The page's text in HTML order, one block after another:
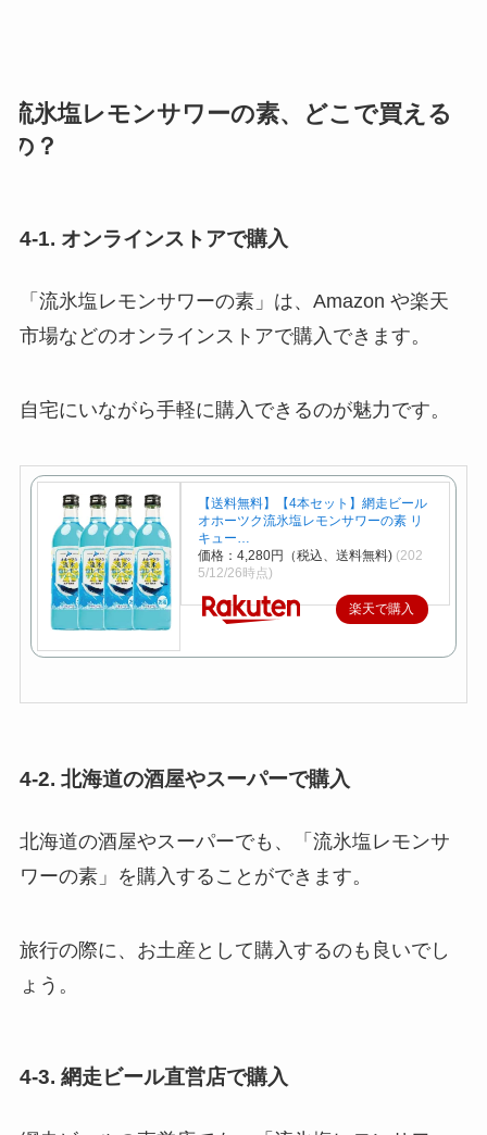
流氷塩レモンサワーの素、どこで買える
の？
4-1. オンラインストアで購入
「流氷塩レモンサワーの素」は、Amazon や楽天
市場などのオンラインストアで購入できます。
自宅にいながら手軽に購入できるのが魅力です。
【送料無料】【4本セット】網走ビール
オホーツク流氷塩レモンサワーの素 リ
キュー…
価格：4,280円（税込、送料無料) (202
5/12/26時点)
楽天で購入
4-2. 北海道の酒屋やスーパーで購入
北海道の酒屋やスーパーでも、「流氷塩レモンサ
ワーの素」を購入することができます。
旅行の際に、お土産として購入するのも良いでし
ょう。
4-3. 網走ビール直営店で購入